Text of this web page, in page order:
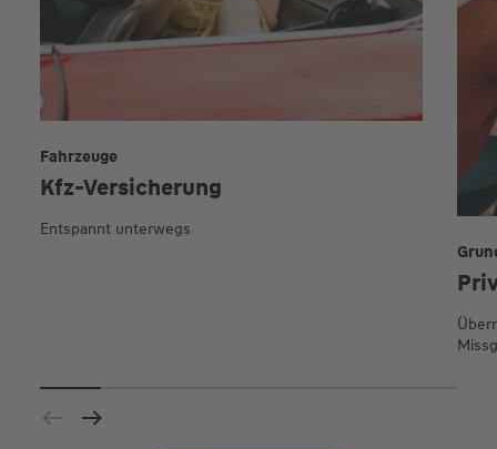
Kfz-Versicherung
Fahrzeuge
Entspannt unterwegs